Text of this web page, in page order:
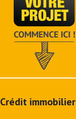
Crédit immobilier